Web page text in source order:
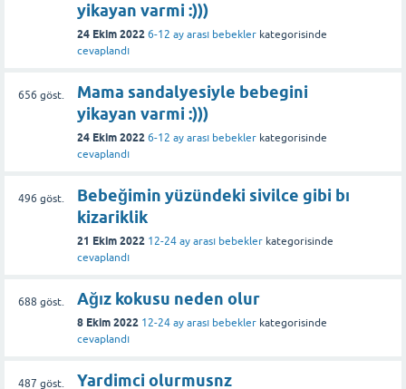
yikayan varmi :)))
24 Ekim 2022 6-12 ay arası bebekler kategorisinde
cevaplandı
656 göst.
Mama sandalyesiyle bebegini
yikayan varmi :)))
24 Ekim 2022 6-12 ay arası bebekler kategorisinde
cevaplandı
496 göst.
Bebeğimin yüzündeki sivilce gibi bı
kizariklik
21 Ekim 2022 12-24 ay arası bebekler kategorisinde
cevaplandı
688 göst. Ağız kokusu neden olur
8 Ekim 2022 12-24 ay arası bebekler kategorisinde
cevaplandı
487 göst. Yardimci olurmusnz